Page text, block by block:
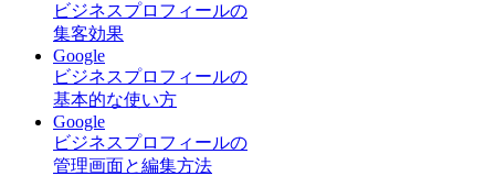
ビジネスプロフィールの
集客効果
Google
ビジネスプロフィールの
基本的な使い方
Google
ビジネスプロフィールの
管理画面と編集方法